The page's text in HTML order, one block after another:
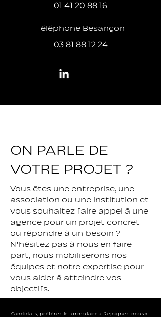
01 41 20 88 16
Téléphone Besançon
03 81 88 12 24
ON PARLE DE
VOTRE PROJET ?
Vous êtes une entreprise, une
association ou une institution et
vous souhaitez faire appel à une
agence pour un projet concret
ou répondre à un besoin ?
N’hésitez pas à nous en faire
part, nous mobiliserons nos
équipes et notre expertise pour
vous aider à atteindre vos
objectifs.
Candidats, préférez le formulaire « Rejoignez-nous »